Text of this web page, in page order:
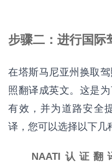
步骤二：进行国际
在塔斯马尼亚州换取
照翻译成英文。这是
有效，并为道路安全
译，您可以选择以下几
NAATI认证翻